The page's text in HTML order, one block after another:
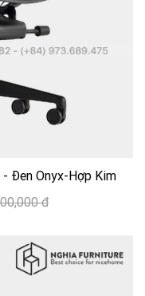
- Đen Onyx-Hợp Kim
đ